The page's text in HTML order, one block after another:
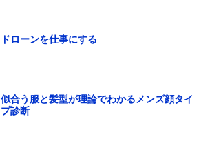
ドローンを仕事にする
似合う服と髪型が理論でわかるメンズ顔タイ
プ診断